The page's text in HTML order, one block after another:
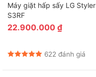
Máy giặt hấp sấy LG Styler
S3RF
22.900.000 ₫
622 đánh giá